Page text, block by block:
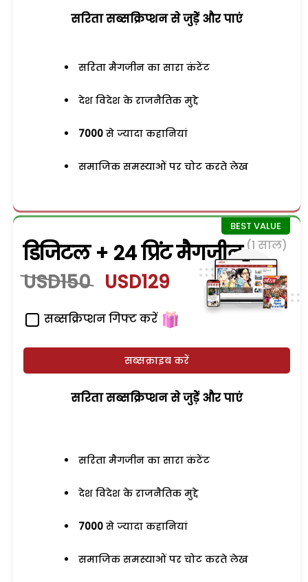
सरिता सब्सक्रिप्शन से जुड़ेें और पाएं
सरिता मैगजीन का सारा कंटेंट
देश विदेश के राजनैतिक मुद्दे
7000 से ज्यादा कहानियां
समाजिक समस्याओं पर चोट करते लेख
डिजिटल + 24 प्रिंट मैगजीन (1 साल)
USD150 USD129
सब्सक्रिप्शन गिफ्ट करें
सब्सक्राइब करें
सरिता सब्सक्रिप्शन से जुड़ेें और पाएं
सरिता मैगजीन का सारा कंटेंट
देश विदेश के राजनैतिक मुद्दे
7000 से ज्यादा कहानियां
समाजिक समस्याओं पर चोट करते लेख